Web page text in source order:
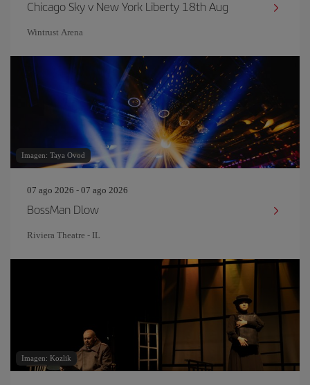
Chicago Sky v New York Liberty 18th Aug
Wintrust Arena
Imagen: Taya Ovod
07 ago 2026 - 07 ago 2026
BossMan Dlow
Riviera Theatre - IL
Imagen: Kozlik